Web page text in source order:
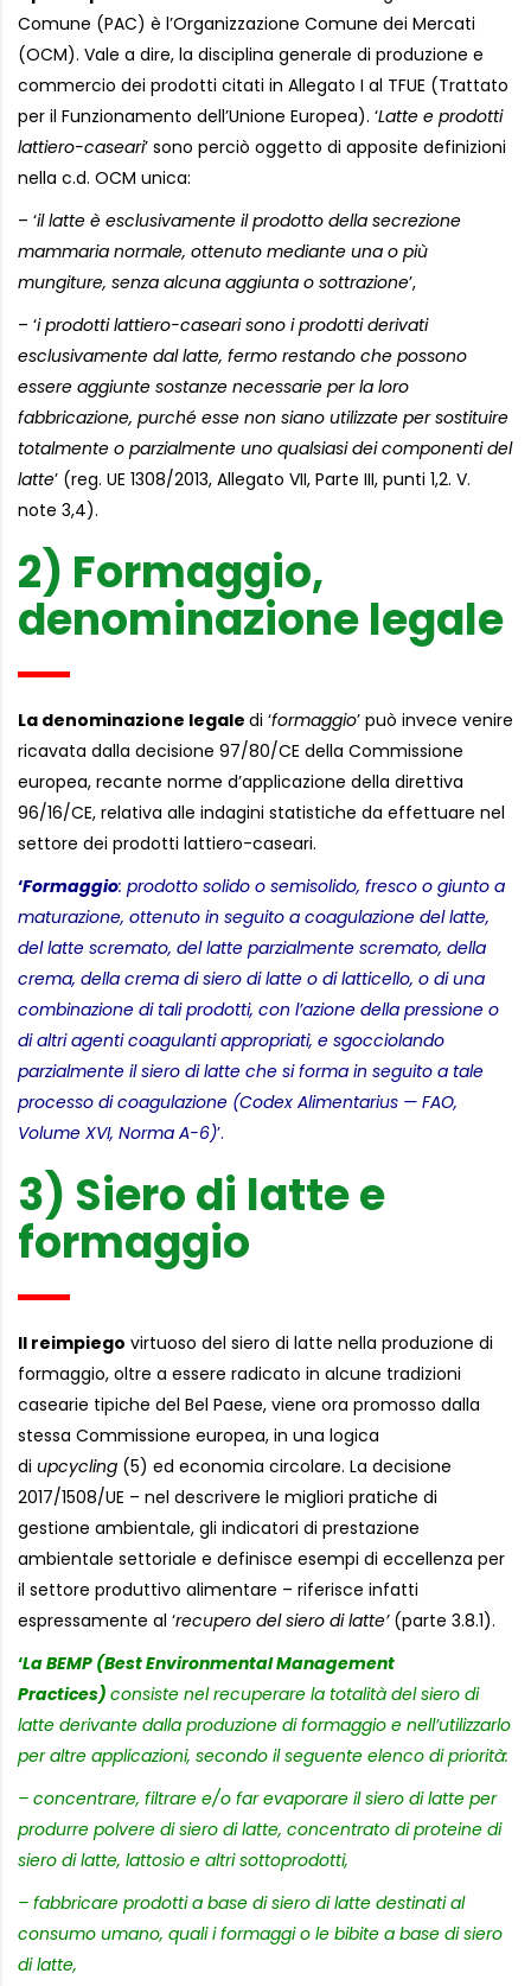
Comune (PAC) è l’Organizzazione Comune dei Mercati
(OCM). Vale a dire, la disciplina generale di produzione e
commercio dei prodotti citati in Allegato I al TFUE (Trattato
per il Funzionamento dell’Unione Europea). ‘Latte e prodotti
lattiero-caseari’ sono perciò oggetto di apposite definizioni
nella c.d. OCM unica:
– ‘il latte è esclusivamente il prodotto della secrezione
mammaria normale, ottenuto mediante una o più
mungiture, senza alcuna aggiunta o sottrazione’,
– ‘i prodotti lattiero-caseari sono i prodotti derivati
esclusivamente dal latte, fermo restando che possono
essere aggiunte sostanze necessarie per la loro
fabbricazione, purché esse non siano utilizzate per sostituire
totalmente o parzialmente uno qualsiasi dei componenti del
latte’ (reg. UE 1308/2013, Allegato VII, Parte III, punti 1,2. V.
note 3,4).
2) Formaggio,
denominazione legale
La denominazione legale di ‘formaggio’ può invece venire
ricavata dalla decisione 97/80/CE della Commissione
europea, recante norme d’applicazione della direttiva
96/16/CE, relativa alle indagini statistiche da effettuare nel
settore dei prodotti lattiero-caseari.
‘Formaggio: prodotto solido o semisolido, fresco o giunto a
maturazione, ottenuto in seguito a coagulazione del latte,
del latte scremato, del latte parzialmente scremato, della
crema, della crema di siero di latte o di latticello, o di una
combinazione di tali prodotti, con l’azione della pressione o
di altri agenti coagulanti appropriati, e sgocciolando
parzialmente il siero di latte che si forma in seguito a tale
processo di coagulazione (Codex Alimentarius — FAO,
Volume XVI, Norma A-6)’.
3) Siero di latte e
formaggio
Il reimpiego virtuoso del siero di latte nella produzione di
formaggio, oltre a essere radicato in alcune tradizioni
casearie tipiche del Bel Paese, viene ora promosso dalla
stessa Commissione europea, in una logica
di upcycling (5) ed economia circolare. La decisione
2017/1508/UE – nel descrivere le migliori pratiche di
gestione ambientale, gli indicatori di prestazione
ambientale settoriale e definisce esempi di eccellenza per
il settore produttivo alimentare – riferisce infatti
espressamente al ‘recupero del siero di latte’(parte 3.8.1).
‘La BEMP (Best Environmental Management
Practices) consiste nel recuperare la totalità del siero di
latte derivante dalla produzione di formaggio e nell’utilizzarlo
per altre applicazioni, secondo il seguente elenco di priorità:
– concentrare, filtrare e/o far evaporare il siero di latte per
produrre polvere di siero di latte, concentrato di proteine di
siero di latte, lattosio e altri sottoprodotti,
– fabbricare prodotti a base di siero di latte destinati al
consumo umano, quali i formaggi o le bibite a base di siero
di latte,